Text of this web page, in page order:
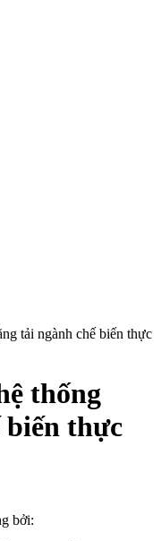
tải ngành chế biến thực
thống
biến thực
bởi: